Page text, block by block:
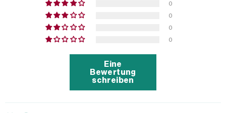
0
0
0
0
Eine
Bewertung
schreiben